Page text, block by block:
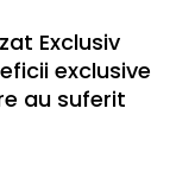
Exclusiv
exclusive
au suferit